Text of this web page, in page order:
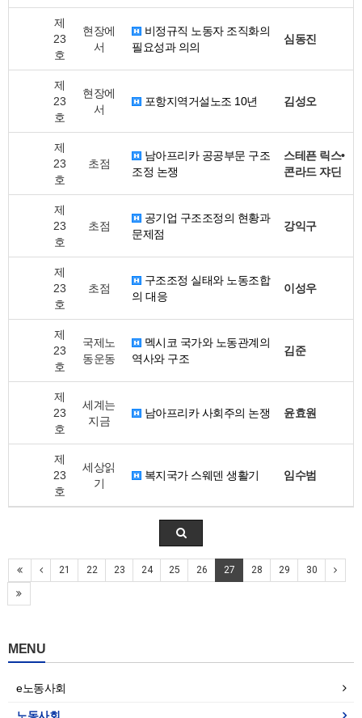
제
23
호
현장에
서
비정규직 노동자 조직화의
필요성과 의의
심동진
제
23
호
현장에
서
포항지역거설노조 10년 김성오
제
23
호
초점
남아프리카 공공부문 구조
조정 논쟁
스테픈 릭스•
콘라드 쟈딘
제
23
호
초점
공기업 구조조정의 현황과
문제점
강익구
제
23
호
초점
구조조정 실태와 노동조합
의 대응
이성우
제
23
호
국제노
동운동
멕시코 국가와 노동관계의
역사와 구조
김준
제
23
호
세계는
지금
남아프리카 사회주의 논쟁 윤효원
제
23
호
세상읽
기
복지국가 스웨덴 생활기 임수범
21 22 23 24 25 26 27 28 29 30
MENU
e노동사회